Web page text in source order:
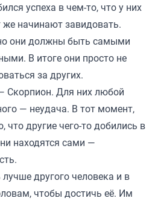
успеха в чем-то, что у них
же начинают завидовать.
они должны быть самыми
В итоге они просто не
за других.
Скорпион. Для них любой
— неудача. В тот момент,
что другие чего-то добились в
находятся сами —
другого человека и в
чтобы достичь её. Им